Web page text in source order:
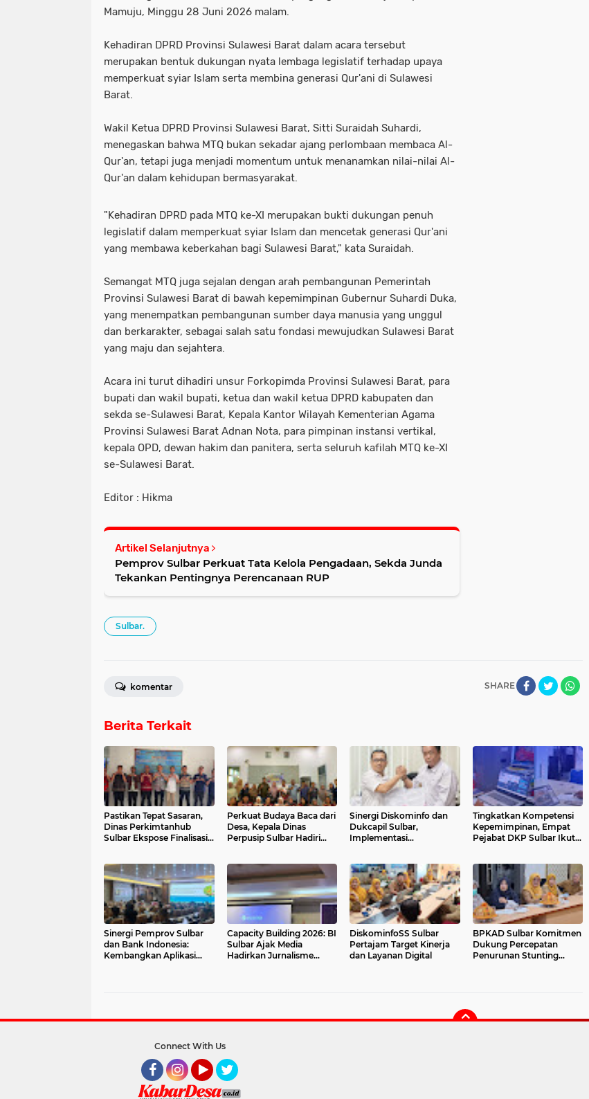
Mamuju, Minggu 28 Juni 2026 malam.
Kehadiran DPRD Provinsi Sulawesi Barat dalam acara tersebut
merupakan bentuk dukungan nyata lembaga legislatif terhadap upaya
memperkuat syiar Islam serta membina generasi Qur'ani di Sulawesi
Barat.
Wakil Ketua DPRD Provinsi Sulawesi Barat, Sitti Suraidah Suhardi,
menegaskan bahwa MTQ bukan sekadar ajang perlombaan membaca Al-
Qur'an, tetapi juga menjadi momentum untuk menanamkan nilai-nilai Al-
Qur'an dalam kehidupan bermasyarakat.
"Kehadiran DPRD pada MTQ ke-XI merupakan bukti dukungan penuh
legislatif dalam memperkuat syiar Islam dan mencetak generasi Qur'ani
yang membawa keberkahan bagi Sulawesi Barat," kata Suraidah.
Semangat MTQ juga sejalan dengan arah pembangunan Pemerintah
Provinsi Sulawesi Barat di bawah kepemimpinan Gubernur Suhardi Duka,
yang menempatkan pembangunan sumber daya manusia yang unggul
dan berkarakter, sebagai salah satu fondasi mewujudkan Sulawesi Barat
yang maju dan sejahtera.
Acara ini turut dihadiri unsur Forkopimda Provinsi Sulawesi Barat, para
bupati dan wakil bupati, ketua dan wakil ketua DPRD kabupaten dan
sekda se-Sulawesi Barat, Kepala Kantor Wilayah Kementerian Agama
Provinsi Sulawesi Barat Adnan Nota, para pimpinan instansi vertikal,
kepala OPD, dewan hakim dan panitera, serta seluruh kafilah MTQ ke-XI
se-Sulawesi Barat.
Editor : Hikma
Artikel Selanjutnya
Pemprov Sulbar Perkuat Tata Kelola Pengadaan, Sekda Junda
Tekankan Pentingnya Perencanaan RUP
Sulbar.
SHARE
komentar
Berita Terkait
Pastikan Tepat Sasaran,
Dinas Perkimtanhub
Sulbar Ekspose Finalisasi
Perkuat Budaya Baca dari
Desa, Kepala Dinas
Perpusip Sulbar Hadiri
Perpusnas di Tapandullu
Sinergi Diskominfo dan
Dukcapil Sulbar,
Implementasi
Tingkatkan Kompetensi
Kepemimpinan, Empat
Pejabat DKP Sulbar Ikuti
Sinergi Pemprov Sulbar
dan Bank Indonesia:
Kembangkan Aplikasi
Capacity Building 2026: BI
Sulbar Ajak Media
Hadirkan Jurnalisme
DiskominfoSS Sulbar
Pertajam Target Kinerja
dan Layanan Digital
BPKAD Sulbar Komitmen
Dukung Percepatan
Penurunan Stunting
Connect With Us
FacebookInstagram
YouTube
Twitter